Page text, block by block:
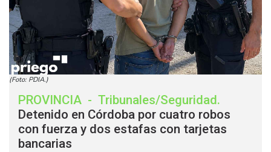
(Foto: PDIA.)
PROVINCIA - Tribunales/Seguridad.
Detenido en Córdoba por cuatro robos
con fuerza y dos estafas con tarjetas
bancarias